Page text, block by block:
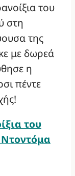
του
στη
της
με δωρεά
η
πέντε
του
Ντοντόμα